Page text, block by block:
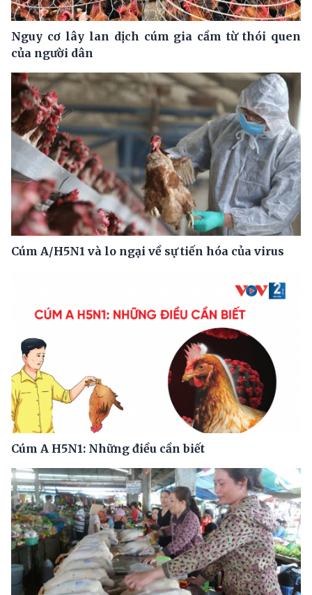
Nguy cơ lây lan dịch cúm gia cầm từ thói quen
của người dân
Cúm A/H5N1 và lo ngại về sự tiến hóa của virus
Cúm A H5N1: Những điều cần biết